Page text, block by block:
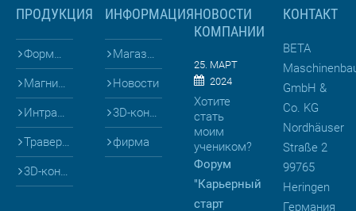
ПРОДУКЦИЯ
Формы для
Магниты и Опалубка
Интралогистика
Траверсы
3D-конфигураторы
ИНФОРМАЦИЯ
Магазин
Новости
3D-конфигураторы
фирма
НОВОСТИ
КОМПАНИИ
25. МАРТ
2024
Хотите
стать
моим
учеником?
Форум
"Карьерный
старт
КОНТАКТ
BETA
GmbH &
Co. KG
Nordhäuser
Straße 2
99765
Heringen
Германия